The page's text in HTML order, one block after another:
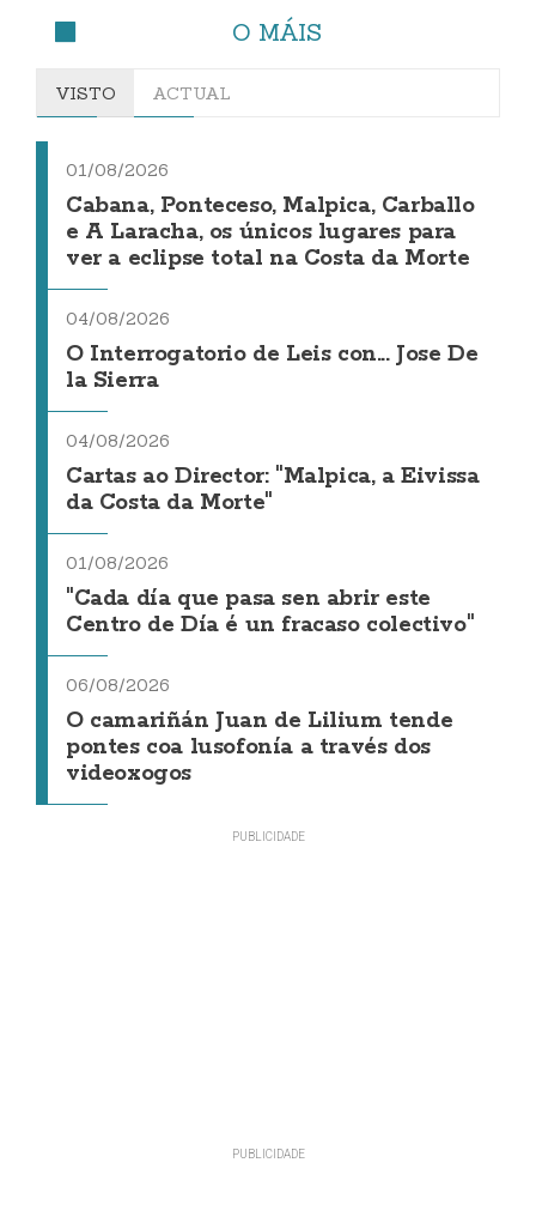
O MÁIS
VISTO ACTUAL
01/08/2026
Cabana, Ponteceso, Malpica, Carballo
e A Laracha, os únicos lugares para
ver a eclipse total na Costa da Morte
04/08/2026
O Interrogatorio de Leis con... Jose De
la Sierra
04/08/2026
Cartas ao Director: "Malpica, a Eivissa
da Costa da Morte"
01/08/2026
"Cada día que pasa sen abrir este
Centro de Día é un fracaso colectivo"
06/08/2026
O camariñán Juan de Lilium tende
pontes coa lusofonía a través dos
videoxogos